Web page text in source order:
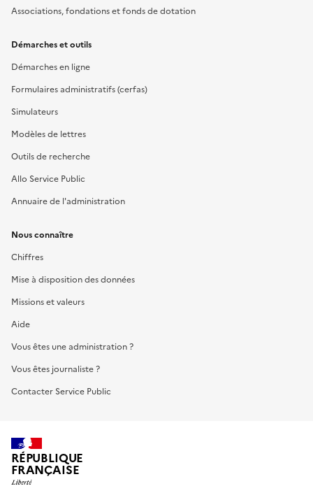
Associations, fondations et fonds de dotation
Démarches et outils
Démarches en ligne
Formulaires administratifs (cerfas)
Simulateurs
Modèles de lettres
Outils de recherche
Allo Service Public
Annuaire de l'administration
Nous connaître
Chiffres
Mise à disposition des données
Missions et valeurs
Aide
Vous êtes une administration ?
Vous êtes journaliste ?
Contacter Service Public
RÉPUBLIQUE
FRANÇAISE